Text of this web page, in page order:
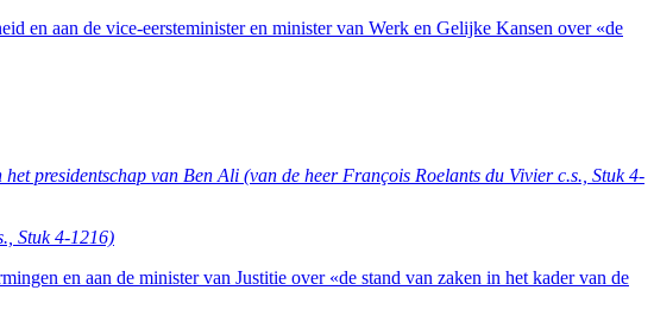
en aan de vice-eersteminister en minister van Werk en Gelijke Kansen over «de
presidentschap van Ben Ali (van de heer François Roelants du Vivier c.s., Stuk 4-
Stuk 4-1216)
en aan de minister van Justitie over «de stand van zaken in het kader van de